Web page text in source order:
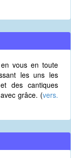
vous en toute
les uns les
des cantiques
grâce. (vers.